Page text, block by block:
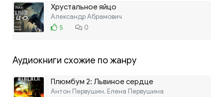
Хрустальное яйцо
Александр Абрамович
5
0
Аудиокниги схожие по жанру
Плюмбум 2: Львиное сердце
Антон Первушин, Елена Первушина